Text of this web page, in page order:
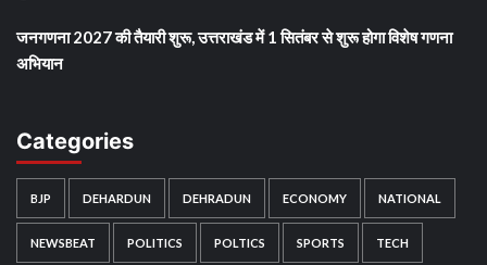
जनगणना 2027 की तैयारी शुरू, उत्तराखंड में 1 सितंबर से शुरू होगा विशेष गणना
अभियान
Categories
BJP DEHARDUN DEHRADUN ECONOMY NATIONAL
NEWSBEAT POLITICS POLTICS SPORTS TECH